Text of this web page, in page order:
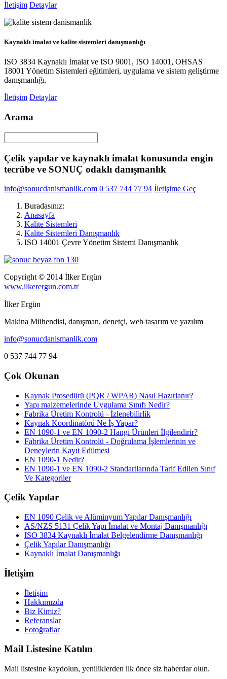
İletişim Detaylar
Kaynaklı imalat ve kalite sistemleri danışmanlığı
ISO 3834 Kaynaklı İmalat ve ISO 9001, ISO 14001, OHSAS
18001 Yönetim Sistemleri eğitimleri, uygulama ve sistem geliştirme
danışmanlığı.
İletişim Detaylar
Arama
Çelik yapılar ve kaynaklı imalat konusunda engin
tecrübe ve SONUÇ odaklı danışmanlık
info@sonucdanismanlik.com 0 537 744 77 94 İletişime Geç
Buradasınız:
Anasayfa
Kalite Sistemleri
Kalite Sistemleri Danışmanlık
ISO 14001 Çevre Yönetim Sistemi Danışmanlık
Copyright © 2014 İlker Ergün
www.ilkerergun.com.tr
İlker Ergün
Makina Mühendisi, danışman, denetçi, web tasarım ve yazılım
info@sonucdanismanlik.com
0 537 744 77 94
Çok Okunan
Kaynak Prosedürü (PQR / WPAR) Nasıl Hazırlanır?
Yapı malzemelerinde Uygulama Sınıfı Nedir?
Fabrika Üretim Kontrolü - İzlenebilirlik
Kaynak Koordinatörü Ne İş Yapar?
EN 1090-1 ve EN 1090-2 Hangi Ürünleri İlgilendirir?
Fabrika Üretim Kontrolü - Doğrulama İşlemlerinin ve
Deneylerin Kayıt Edilmesi
EN 1090-1 Nedir?
EN 1090-1 ve EN 1090-2 Standartlarında Tarif Edilen Sınıf
Ve Kategoriler
Çelik Yapılar
EN 1090 Çelik ve Alüminyum Yapılar Danışmanlığı
AS/NZS 5131 Çelik Yapı İmalat ve Montaj Danışmanlığı
ISO 3834 Kaynaklı İmalat Belgelendirme Danışmanlığı
Çelik Yapılar Danışmanlığı
Kaynaklı İmalat Danışmanlığı
İletişim
İletişim
Hakkımızda
Biz Kimiz?
Referanslar
Fotoğraflar
Mail Listesine Katılın
Mail listesine kaydolun, yeniliklerden ilk önce siz haberdar olun.